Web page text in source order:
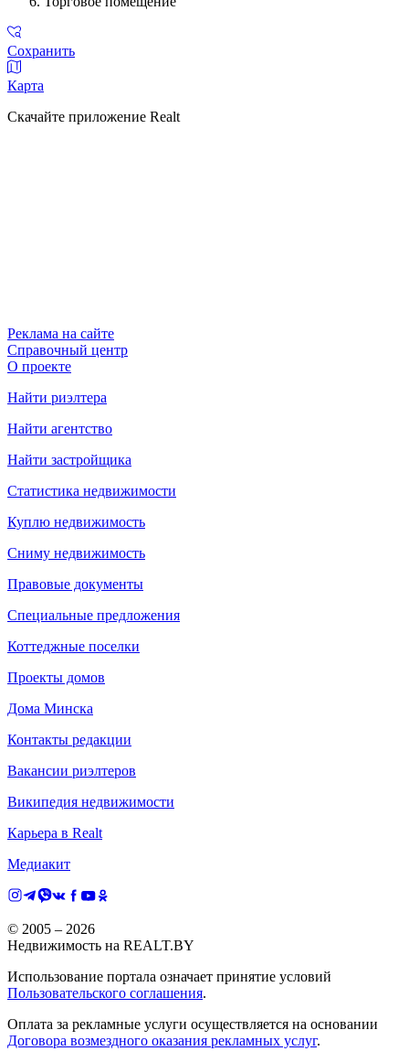
Сохранить
Карта
Скачайте приложение Realt
Реклама на сайте
Справочный центр
О проекте
Найти риэлтера
Найти агентство
Найти застройщика
Статистика недвижимости
Куплю недвижимость
Сниму недвижимость
Правовые документы
Специальные предложения
Коттеджные поселки
Проекты домов
Дома Минска
Контакты редакции
Вакансии риэлтеров
Википедия недвижимости
Карьера в Realt
Медиакит
© 2005 – 2026
Недвижимость на REALT.BY
Использование портала означает принятие условий
Пользовательского соглашения.
Оплата за рекламные услуги осуществляется на основании
Договора возмездного оказания рекламных услуг.